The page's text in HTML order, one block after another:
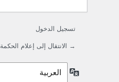
تسجيل الدخول
→ الانتقال إلى إعلام الحكمة
اللغة